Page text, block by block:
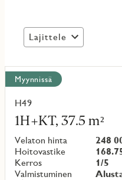
Lajittele
Näytä
kaikki
kohteet
Myynnissä
H49
1H+KT, 37.5 m²
Velaton hinta
248
Hoitovastike
Kerros
1/5
Valmistuminen
Lue
lisää
kohteesta